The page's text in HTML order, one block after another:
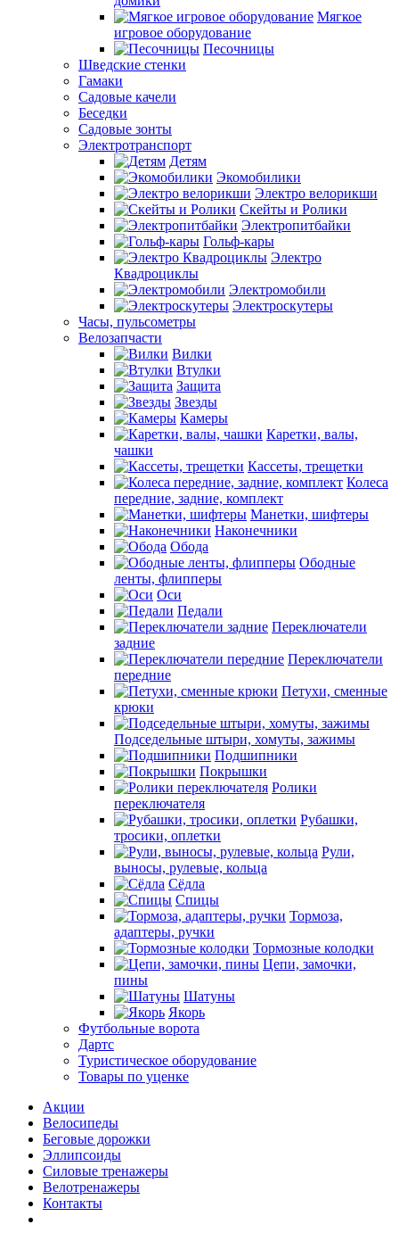
Мягкое
игровое оборудование
Песочницы
Шведские стенки
Гамаки
Садовые качели
Беседки
Садовые зонты
Электротранспорт
Детям
Экомобилики
Электро велорикши
Скейты и Ролики
Электропитбайки
Гольф-кары
Электро
Квадроциклы
Электромобили
Электроскутеры
Часы, пульсометры
Велозапчасти
Вилки
Втулки
Защита
Звезды
Камеры
Каретки, валы,
чашки
Кассеты, трещетки
Колеса
передние, задние, комплект
Манетки, шифтеры
Наконечники
Обода
Ободные
ленты, флипперы
Оси
Педали
Переключатели
задние
Переключатели
передние
Петухи, сменные
крюки
Подседельные штыри, хомуты, зажимы
Подшипники
Покрышки
Ролики
переключателя
Рубашки,
тросики, оплетки
Рули,
выносы, рулевые, кольца
Сёдла
Спицы
Тормоза,
адаптеры, ручки
Тормозные колодки
Цепи, замочки,
пины
Шатуны
Якорь
Футбольные ворота
Дартс
Туристическое оборудование
Товары по уценке
Акции
Велосипеды
Беговые дорожки
Эллипсоиды
Силовые тренажеры
Велотренажеры
Контакты